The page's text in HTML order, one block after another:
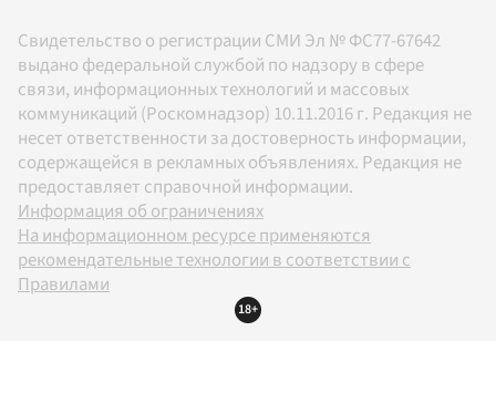
Свидетельство о регистрации СМИ Эл № ФС77-67642
выдано федеральной службой по надзору в сфере
связи, информационных технологий и массовых
коммуникаций (Роскомнадзор) 10.11.2016 г. Редакция не
несет ответственности за достоверность информации,
содержащейся в рекламных объявлениях. Редакция не
предоставляет справочной информации.
Информация об ограничениях
На информационном ресурсе применяются
рекомендательные технологии в соответствии с
Правилами
18+